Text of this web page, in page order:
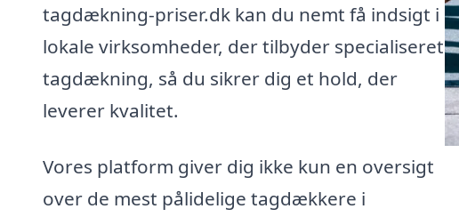
tagdækning-priser.dk kan du nemt få indsigt i
lokale virksomheder, der tilbyder specialiseret
tagdækning, så du sikrer dig et hold, der
leverer kvalitet.
Vores platform giver dig ikke kun en oversigt
over de mest pålidelige tagdækkere i